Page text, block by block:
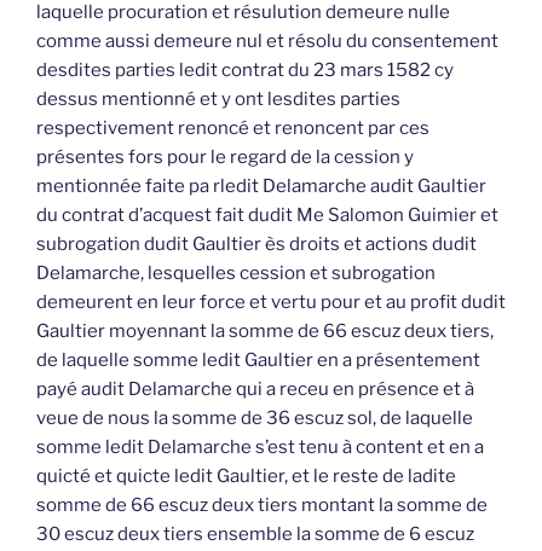
laquelle procuration et résulution demeure nulle
comme aussi demeure nul et résolu du consentement
desdites parties ledit contrat du 23 mars 1582 cy
dessus mentionné et y ont lesdites parties
respectivement renoncé et renoncent par ces
présentes fors pour le regard de la cession y
mentionnée faite pa rledit Delamarche audit Gaultier
du contrat d’acquest fait dudit Me Salomon Guimier et
subrogation dudit Gaultier ès droits et actions dudit
Delamarche, lesquelles cession et subrogation
demeurent en leur force et vertu pour et au profit dudit
Gaultier moyennant la somme de 66 escuz deux tiers,
de laquelle somme ledit Gaultier en a présentement
payé audit Delamarche qui a receu en présence et à
veue de nous la somme de 36 escuz sol, de laquelle
somme ledit Delamarche s’est tenu à content et en a
quicté et quicte ledit Gaultier, et le reste de ladite
somme de 66 escuz deux tiers montant la somme de
30 escuz deux tiers ensemble la somme de 6 escuz